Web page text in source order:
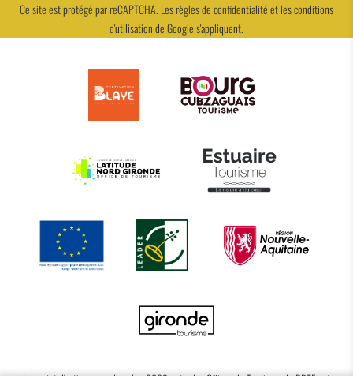
Ce site est protégé par reCAPTCHA. Lesrègles de confidentialitéet lesconditions
d'utilisationde Google s'appliquent.
Le projet d’actions coordonnées 2022 entre les Offices de Tourisme de BBTE est